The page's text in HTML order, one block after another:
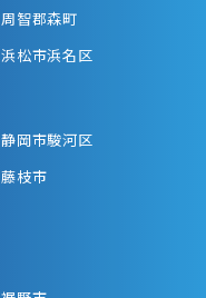
周智郡森町
浜松市浜名区
静岡市駿河区
藤枝市